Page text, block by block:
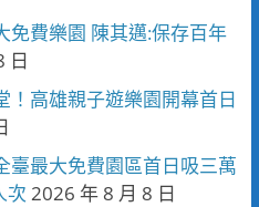
免費樂園 陳其邁:保存百年
日
！高雄親子遊樂園開幕首日
臺最大免費園區首日吸三萬
次 2026 年 8 月 8 日